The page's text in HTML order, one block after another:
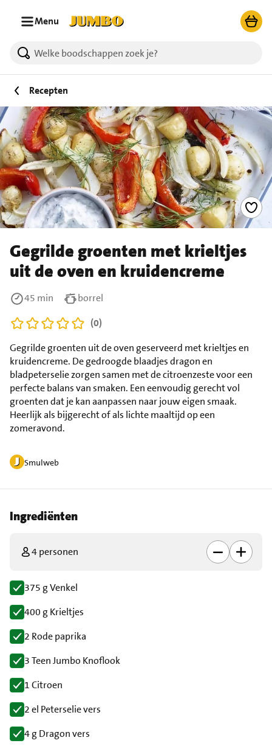
Menu
Recepten
Gegrilde groenten met krieltjes
uit de oven en kruidencreme
Smulweb
Gegrilde groenten uit de oven geserveerd met krieltjes en
kruidencreme. De gedroogde blaadjes dragon en
bladpeterselie zorgen samen met de citroenzeste voor een
perfecte balans van smaken. Een eenvoudig gerecht vol
groenten dat je kan aanpassen naar jouw eigen smaak.
Heerlijk als bijgerecht of als lichte maaltijd op een
zomeravond.
45 min
borrel
(0)
Ingrediënten
4 personen
375 g Venkel
400 g Krieltjes
2 Rode paprika
3 Teen Jumbo Knoflook
1 Citroen
2 el Peterselie vers
4 g Dragon vers